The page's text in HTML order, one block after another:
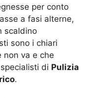
per conto
a fasi alterne,
scaldino
sono i chiari
non va e che
di Pulizia
.